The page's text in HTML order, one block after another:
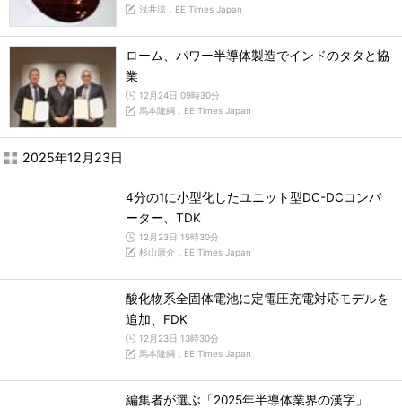
浅井涼，EE Times Japan
ローム、パワー半導体製造でインドのタタと協
業
12月24日 09時30分
馬本隆綱，EE Times Japan
2025年12月23日
4分の1に小型化したユニット型DC-DCコンバ
ーター、TDK
12月23日 15時30分
杉山康介，EE Times Japan
酸化物系全固体電池に定電圧充電対応モデルを
追加、FDK
12月23日 13時30分
馬本隆綱，EE Times Japan
編集者が選ぶ「2025年半導体業界の漢字」